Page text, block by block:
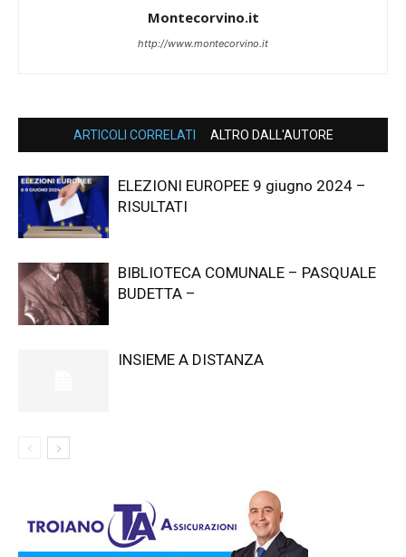
Montecorvino.it
http://www.montecorvino.it
ARTICOLI CORRELATI ALTRO DALL'AUTORE
ELEZIONI EUROPEE 9 giugno 2024 –
RISULTATI
BIBLIOTECA COMUNALE – PASQUALE
BUDETTA –
INSIEME A DISTANZA